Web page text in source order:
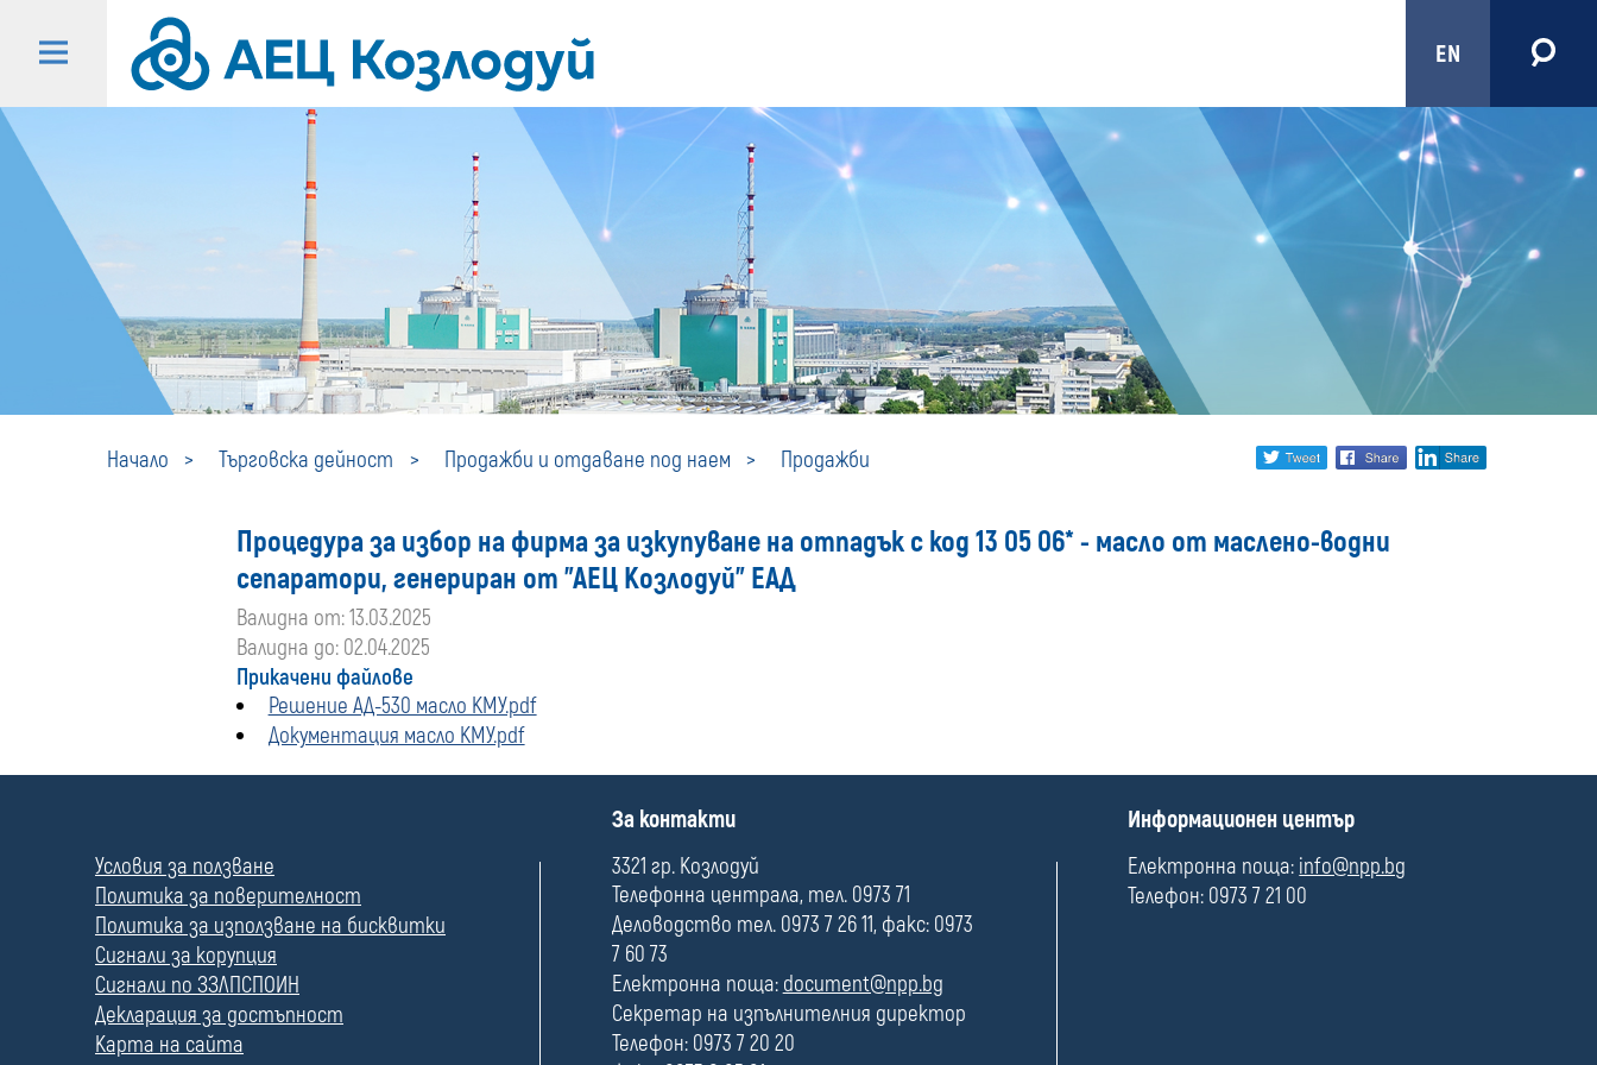
EN
Начало Търговска дейност Продажби и отдаване под наем Продажби
Продажби
Share
media
twitter facebook
Процедура за избор на фирма за изкупуване на отпадък с код 13 05 06* - масло от маслено-водни
сепаратори, генериран от "АЕЦ Козлодуй" ЕАД
Валидна от: 13.03.2025
Валидна до: 02.04.2025
Прикачени файлове
Решение АД-530 масло КМУ.pdf
Документация масло КМУ.pdf
л
е
Условия за ползване
Политика за поверителност
Политика за използване на бисквитки
Сигнали за корупция
Сигнали по ЗЗЛПСПОИН
Декларация за достъпност
Карта на сайта
П
л
е
За контакти
3321 гр. Козлодуй
Телефонна централа, тел. 0973 71
Деловодство тел. 0973 7 26 11, факс: 0973
7 60 73
Електронна поща: document@npp.bg
Секретар на изпълнителния директор
Телефон: 0973 7 20 20
П
л
е
Информационен център
Електронна поща: info@npp.bg
Телефон: 0973 7 21 00